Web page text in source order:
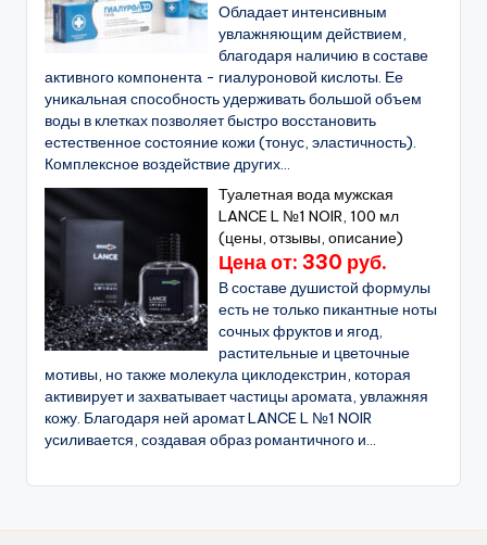
Обладает интенсивным
увлажняющим действием,
благодаря наличию в составе
активного компонента - гиалуроновой кислоты. Ее
уникальная способность удерживать большой объем
воды в клетках позволяет быстро восстановить
естественное состояние кожи (тонус, эластичность).
Комплексное воздействие других...
Туалетная вода мужская
LANCE L №1 NOIR, 100 мл
(цены, отзывы, описание)
Цена от: 330 руб.
В составе душистой формулы
есть не только пикантные ноты
сочных фруктов и ягод,
растительные и цветочные
мотивы, но также молекула циклодекстрин, которая
активирует и захватывает частицы аромата, увлажняя
кожу. Благодаря ней аромат LANCE L №1 NOIR
усиливается, создавая образ романтичного и...